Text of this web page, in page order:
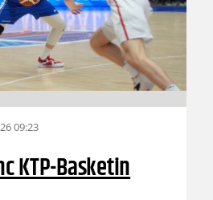
09:23
KTP-Basketin